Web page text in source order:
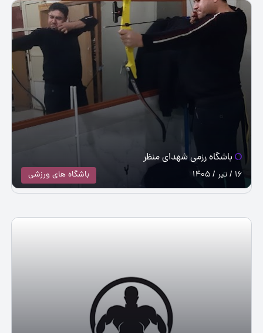
باشگاه رزمی شهدای منظر
باشگاه های ورزشی 16 / تیر / 1405